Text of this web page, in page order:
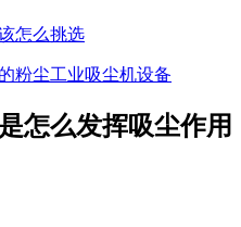
怎么挑选
粉尘工业吸尘机设备
怎么发挥吸尘作用